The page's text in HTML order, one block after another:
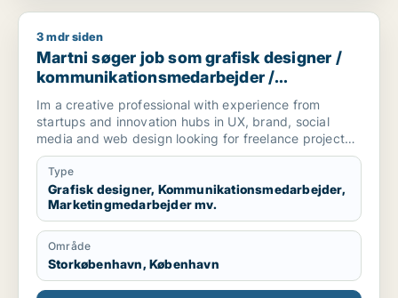
Martni søger job som grafisk designer /
3 mdr siden
Martni søger job som grafisk designer /
kommunikationsmedarbejder /
marketingmedarbejder / kreativ
medarbejder / produktspecialist
Im a creative professional with experience from
startups and innovation hubs in UX, brand, social
media and web design looking for freelance projects,
part-time and full-time roles.
[xxxxx]
Type
Grafisk designer, Kommunikationsmedarbejder,
Marketingmedarbejder mv.
Område
Storkøbenhavn, København